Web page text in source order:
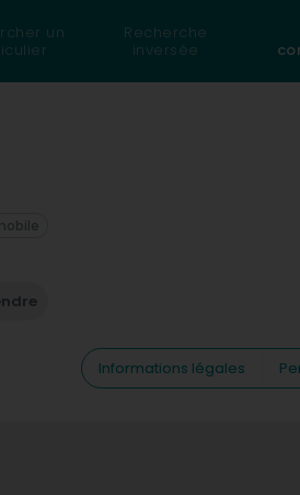
un
Recherche
inversée
Informations légales